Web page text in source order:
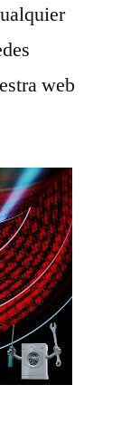
web